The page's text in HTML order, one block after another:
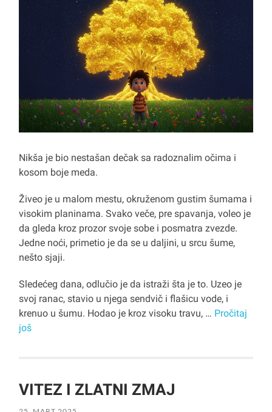
Nikša je bio nestašan dečak sa radoznalim očima i
kosom boje meda.
Živeo je u malom mestu, okruženom gustim šumama i
visokim planinama. Svako veče, pre spavanja, voleo je
da gleda kroz prozor svoje sobe i posmatra zvezde.
Jedne noći, primetio je da se u daljini, u srcu šume,
nešto sjaji.
Sledećeg dana, odlučio je da istraži šta je to. Uzeo je
svoj ranac, stavio u njega sendvič i flašicu vode, i
krenuo u šumu. Hodao je kroz visoku travu, … Pročitaj
još
VITEZ I ZLATNI ZMAJ